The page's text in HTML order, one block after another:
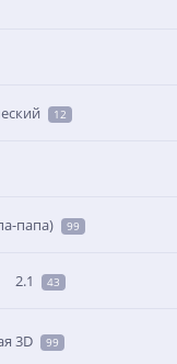
12
папа) 99
2.1 43
3D 99